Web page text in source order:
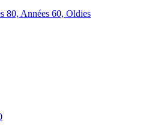
80, Années 60, Oldies